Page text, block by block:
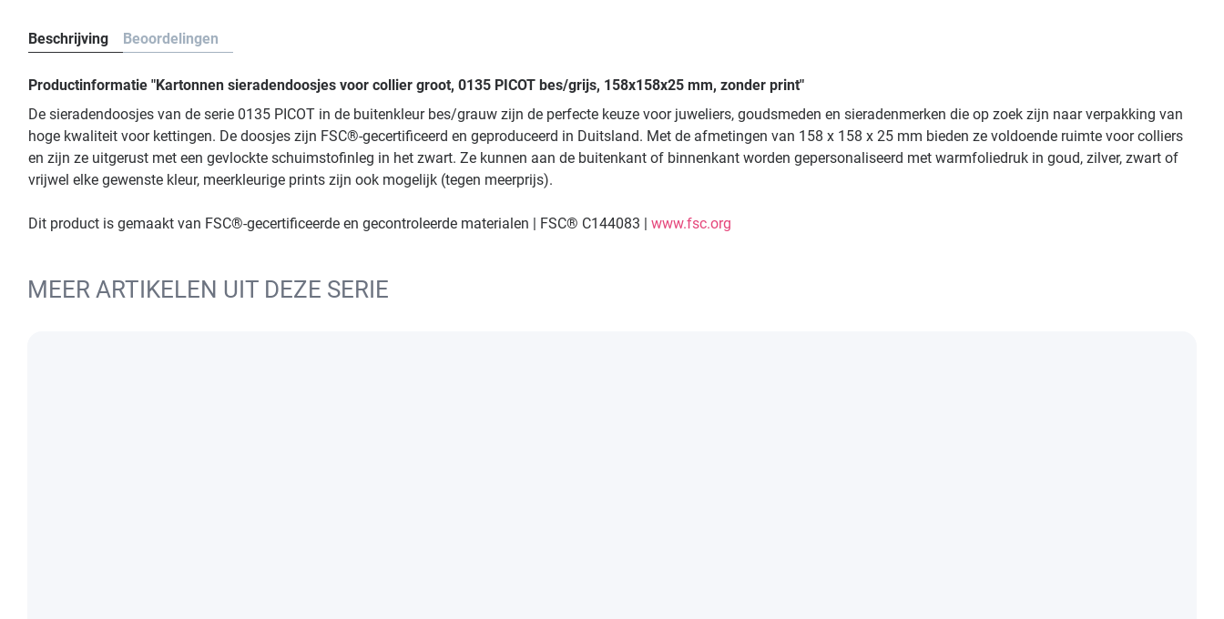
Beschrijving Beoordelingen
Productinformatie "Kartonnen sieradendoosjes voor collier groot, 0135 PICOT bes/grijs, 158x158x25 mm, zonder print"
De sieradendoosjes van de serie 0135 PICOT in de buitenkleur bes/grauw zijn de perfecte keuze voor juweliers, goudsmeden en sieradenmerken die op zoek zijn naar verpakking van
hoge kwaliteit voor kettingen. De doosjes zijn FSC®-gecertificeerd en geproduceerd in Duitsland. Met de afmetingen van 158 x 158 x 25 mm bieden ze voldoende ruimte voor colliers
en zijn ze uitgerust met een gevlockte schuimstofinleg in het zwart. Ze kunnen aan de buitenkant of binnenkant worden gepersonaliseerd met warmfoliedruk in goud, zilver, zwart of
vrijwel elke gewenste kleur, meerkleurige prints zijn ook mogelijk (tegen meerprijs).
Dit product is gemaakt van FSC®-gecertificeerde en gecontroleerde materialen | FSC® C144083 | www.fsc.org
MEER ARTIKELEN UIT DEZE SERIE